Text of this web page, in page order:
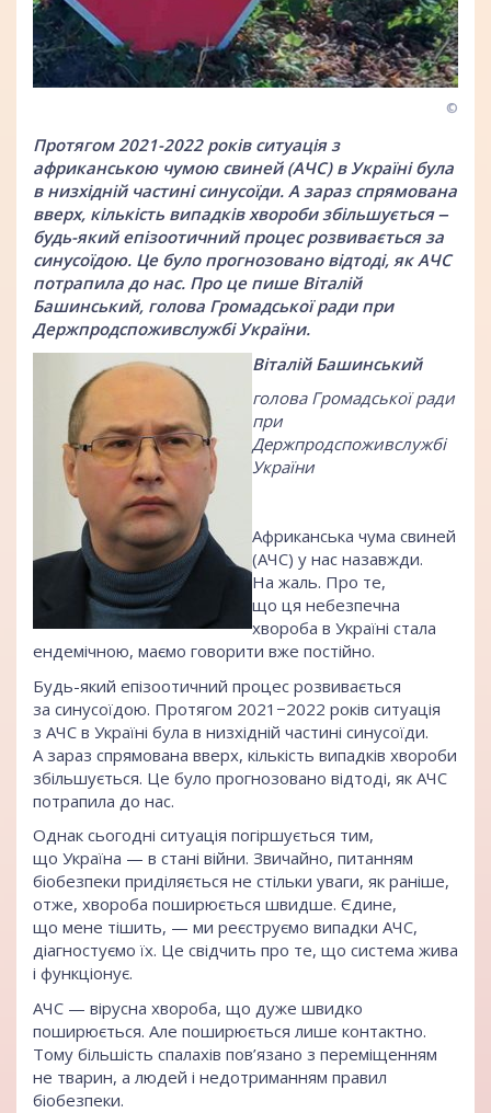
©
Протягом 2021-2022 років ситуація з
африканською чумою свиней (АЧС) в Україні була
в низхідній частині синусоїди. А зараз спрямована
вверх, кількість випадків хвороби збільшується ‒
будь-який епізоотичний процес розвивається за
синусоїдою. Це було прогнозовано відтоді, як АЧС
потрапила до нас. Про це пише Віталій
Башинський, голова Громадської ради при
Держпродспоживслужбі України.
Віталій Башинський
голова Громадської ради
при
Держпродспоживслужбі
України
Африканська чума свиней
(АЧС) у нас назавжди.
На жаль. Про те,
що ця небезпечна
хвороба в Україні стала
ендемічною, маємо говорити вже постійно.
Будь-який епізоотичний процес розвивається
за синусоїдою. Протягом 2021−2022 років ситуація
з АЧС в Україні була в низхідній частині синусоїди.
А зараз спрямована вверх, кількість випадків хвороби
збільшується. Це було прогнозовано відтоді, як АЧС
потрапила до нас.
Однак сьогодні ситуація погіршується тим,
що Україна — в стані війни. Звичайно, питанням
біобезпеки приділяється не стільки уваги, як раніше,
отже, хвороба поширюється швидше. Єдине,
що мене тішить, — ми реєструємо випадки АЧС,
діагностуємо їх. Це свідчить про те, що система жива
і функціонує.
АЧС — вірусна хвороба, що дуже швидко
поширюється. Але поширюється лише контактно.
Тому більшість спалахів пов’язано з переміщенням
не тварин, а людей і недотриманням правил
біобезпеки.